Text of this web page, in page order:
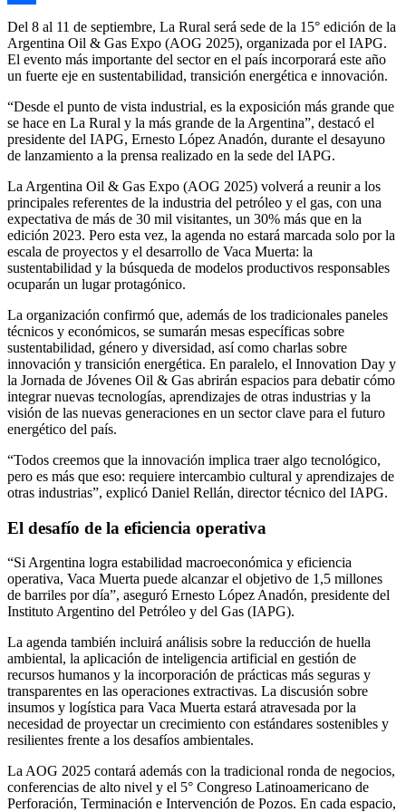
Compartir
Del 8 al 11 de septiembre, La Rural será sede de la 15° edición de la
Argentina Oil & Gas Expo (AOG 2025), organizada por el IAPG.
El evento más importante del sector en el país incorporará este año
un fuerte eje en sustentabilidad, transición energética e innovación.
“Desde el punto de vista industrial, es la exposición más grande que
se hace en La Rural y la más grande de la Argentina”, destacó el
presidente del IAPG, Ernesto López Anadón, durante el desayuno
de lanzamiento a la prensa realizado en la sede del IAPG.
La Argentina Oil & Gas Expo (AOG 2025) volverá a reunir a los
principales referentes de la industria del petróleo y el gas, con una
expectativa de más de 30 mil visitantes, un 30% más que en la
edición 2023. Pero esta vez, la agenda no estará marcada solo por la
escala de proyectos y el desarrollo de Vaca Muerta: la
sustentabilidad y la búsqueda de modelos productivos responsables
ocuparán un lugar protagónico.
La organización confirmó que, además de los tradicionales paneles
técnicos y económicos, se sumarán mesas específicas sobre
sustentabilidad, género y diversidad, así como charlas sobre
innovación y transición energética. En paralelo, el Innovation Day y
la Jornada de Jóvenes Oil & Gas abrirán espacios para debatir cómo
integrar nuevas tecnologías, aprendizajes de otras industrias y la
visión de las nuevas generaciones en un sector clave para el futuro
energético del país.
“Todos creemos que la innovación implica traer algo tecnológico,
pero es más que eso: requiere intercambio cultural y aprendizajes de
otras industrias”, explicó Daniel Rellán, director técnico del IAPG.
El desafío de la eficiencia operativa
“Si Argentina logra estabilidad macroeconómica y eficiencia
operativa, Vaca Muerta puede alcanzar el objetivo de 1,5 millones
de barriles por día”, aseguró Ernesto López Anadón, presidente del
Instituto Argentino del Petróleo y del Gas (IAPG).
La agenda también incluirá análisis sobre la reducción de huella
ambiental, la aplicación de inteligencia artificial en gestión de
recursos humanos y la incorporación de prácticas más seguras y
transparentes en las operaciones extractivas. La discusión sobre
insumos y logística para Vaca Muerta estará atravesada por la
necesidad de proyectar un crecimiento con estándares sostenibles y
resilientes frente a los desafíos ambientales.
La AOG 2025 contará además con la tradicional ronda de negocios,
conferencias de alto nivel y el 5° Congreso Latinoamericano de
Perforación, Terminación e Intervención de Pozos. En cada espacio,